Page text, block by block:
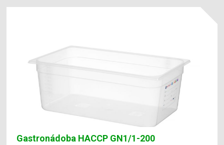
Gastronádoba HACCP GN1/1-200